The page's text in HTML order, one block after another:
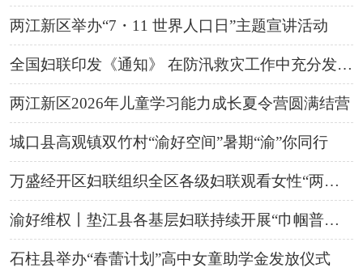
两江新区举办“7・11 世界人口日”主题宣讲活动
全国妇联印发《通知》 在防汛救灾工作中充分发挥妇联组织作用
两江新区2026年儿童学习能力成长夏令营圆满结营
城口县高观镇双竹村“渝好空间”暑期“渝”你同行
万盛经开区妇联组织全区各级妇联观看女性“两癌”康复小课堂线上直播课
渝好维权丨垫江县各基层妇联持续开展“巾帼普法基层行”活动
石柱县举办“春蕾计划”高中女童助学金发放仪式